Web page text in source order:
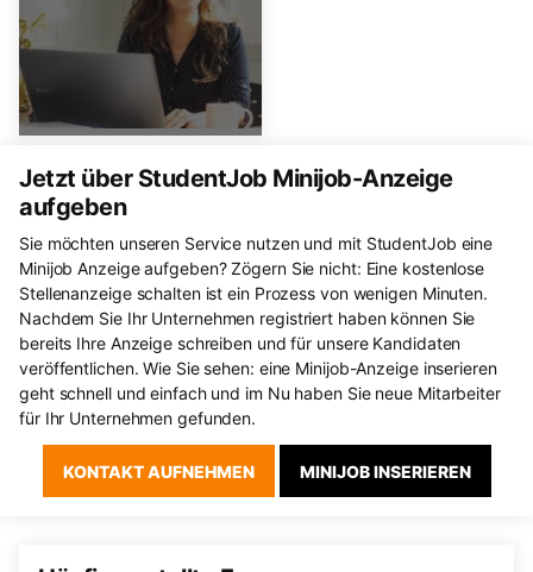
Jetzt über StudentJob Minijob-Anzeige
aufgeben
Sie möchten unseren Service nutzen und mit StudentJob eine
Minijob Anzeige aufgeben? Zögern Sie nicht: Eine kostenlose
Stellenanzeige schalten ist ein Prozess von wenigen Minuten.
Nachdem Sie Ihr Unternehmen registriert haben können Sie
bereits Ihre Anzeige schreiben und für unsere Kandidaten
veröffentlichen. Wie Sie sehen: eine Minijob-Anzeige inserieren
geht schnell und einfach und im Nu haben Sie neue Mitarbeiter
für Ihr Unternehmen gefunden.
KONTAKT AUFNEHMEN MINIJOB INSERIEREN